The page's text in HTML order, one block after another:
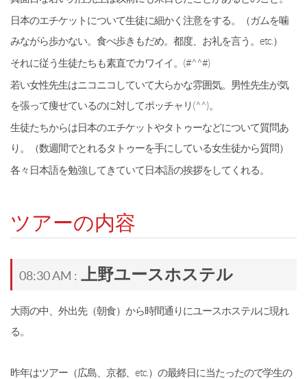
日本のエチケットについて生徒に細かく注意をする。（ガムを噛
みながら歩かない。食べ歩きもだめ。都度、お礼を言う。etc.）
それに従う生徒たちも素直でカワイイ。(#^^#)
若い女性先生はニコニコしていて大らかな雰囲気。男性先生が気
を張って痩せているのに対してポッチャリ(^^)。
生徒たちからは日本のエチケットやタトゥーなどについて質問あ
り 。（数週間でとれるタトゥーを手にしている女生徒から質問）
各々日本語を勉強してきていて日本語の挨拶をしてくれる。
ツアーの内容
08:30 AM : 上野ユースホステル
大雨の中、外出先（朝食）から時間通りにユースホステルに現れ
る。
昨年はツアー（広島、京都、etc.）の最終日に当たったので学生の